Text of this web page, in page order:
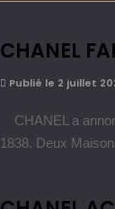
CHANEL
Publié le 2 juillet
CHANEL a
1838. Deux